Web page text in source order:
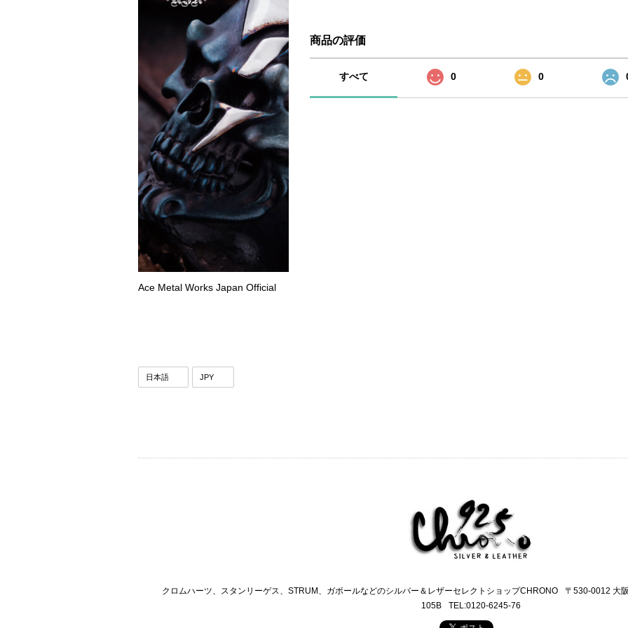
商品の評価
すべて 0 0
Ace Metal Works Japan Official
クロムハーツ、スタンリーゲス、STRUM、ガボールなどのシルバー＆レザーセレクトショップCHRONO
〒530-0012 大
105B
TEL:0120-6245-76